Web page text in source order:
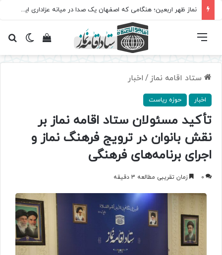
نماز ظهر اربعین؛ هنگامی که اصفهان یک صدا در میانه عزاداری ایستاد
تغییرمشاهده فهرست
ستاد اقامه نماز / اخبار
اخبار حوزه ریاست
تأکید مسئولان ستاد اقامه نماز بر
نقش بانوان در ترویج فرهنگ نماز و
اجرای برنامه‌های فرهنگی
0 زمان تقریبی مطالعه 3 دقیقه